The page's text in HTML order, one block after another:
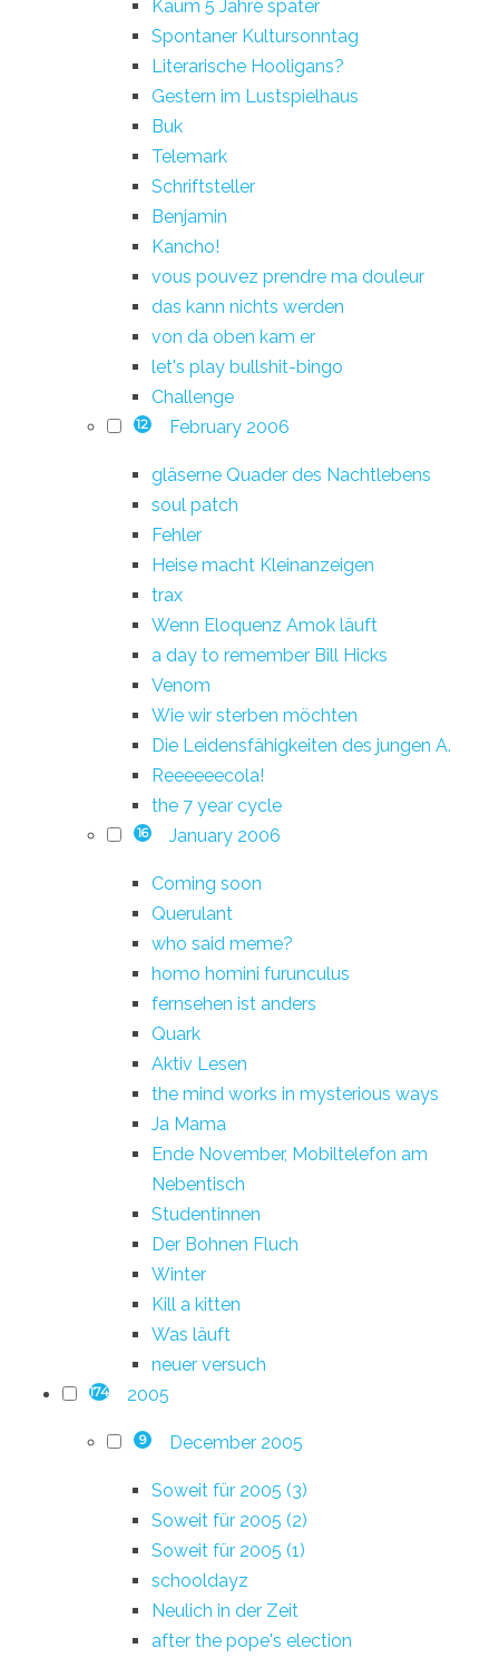
Kaum 5 Jahre später
Spontaner Kultursonntag
Literarische Hooligans?
Gestern im Lustspielhaus
Buk
Telemark
Schriftsteller
Benjamin
Kancho!
vous pouvez prendre ma douleur
das kann nichts werden
von da oben kam er
let's play bullshit-bingo
Challenge
12 February 2006
gläserne Quader des Nachtlebens
soul patch
Fehler
Heise macht Kleinanzeigen
trax
Wenn Eloquenz Amok läuft
a day to remember Bill Hicks
Venom
Wie wir sterben möchten
Die Leidensfähigkeiten des jungen A.
Reeeeeecola!
the 7 year cycle
16 January 2006
Coming soon
Querulant
who said meme?
homo homini furunculus
fernsehen ist anders
Quark
Aktiv Lesen
the mind works in mysterious ways
Ja Mama
Ende November, Mobiltelefon am
Nebentisch
Studentinnen
Der Bohnen Fluch
Winter
Kill a kitten
Was läuft
neuer versuch
174 2005
9 December 2005
Soweit für 2005 (3)
Soweit für 2005 (2)
Soweit für 2005 (1)
schooldayz
Neulich in der Zeit
after the pope's election